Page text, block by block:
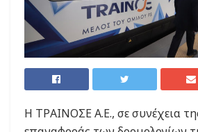
Η ΤΡΑΙΝΟΣΕ Α.Ε., σε συνέχεια